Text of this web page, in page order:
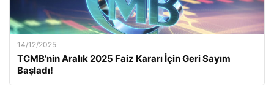
14/12/2025
TCMB’nin Aralık 2025 Faiz Kararı İçin Geri Sayım
Başladı!